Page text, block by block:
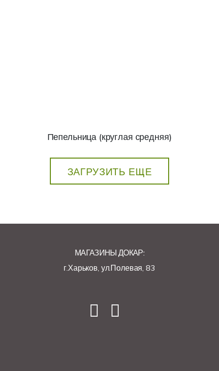
Пепельница (круглая средняя)
ЗАГРУЗИТЬ ЕЩЕ
МАГАЗИНЫ ДОКАР:
г.Харьков, ул.Полевая, 83